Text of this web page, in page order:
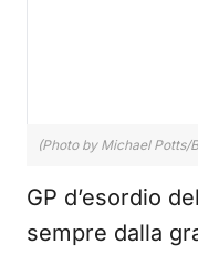
(Photo by Michael Potts/
GP d’esordio
sempre dalla